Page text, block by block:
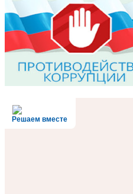
Решаем вместе